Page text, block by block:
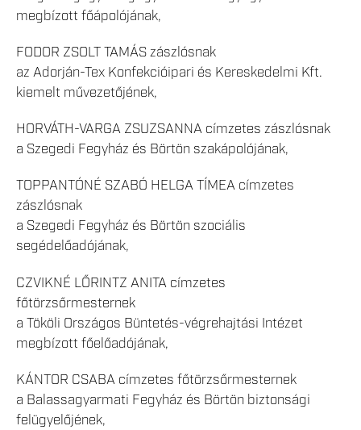
megbízott főápolójának,
FODOR ZSOLT TAMÁS zászlósnak
az Adorján-Tex Konfekcióipari és Kereskedelmi Kft.
kiemelt művezetőjének,
HORVÁTH-VARGA ZSUZSANNA címzetes zászlósnak
a Szegedi Fegyház és Börtön szakápolójának,
TOPPANTÓNÉ SZABÓ HELGA TÍMEA címzetes
zászlósnak
a Szegedi Fegyház és Börtön szociális
segédelőadójának,
CZVIKNÉ LŐRINTZ ANITA címzetes
főtörzsőrmesternek
a Tököli Országos Büntetés-végrehajtási Intézet
megbízott főelőadójának,
KÁNTOR CSABA címzetes főtörzsőrmesternek
a Balassagyarmati Fegyház és Börtön biztonsági
felügyelőjének,